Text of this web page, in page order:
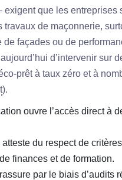
exigent que les entreprises
de maçonnerie,
de façades ou de
d’intervenir sur
prêt à taux zéro et à
).
ouvre l’accès direct à
du respect de
finances et de formation.
par le biais d’audits